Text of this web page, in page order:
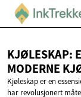
KJØLESKAP:
MODERNE
Kjøleskap er en
har revolusjonert